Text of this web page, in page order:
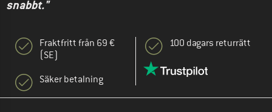
snabbt."
Fraktfritt från 69 €
(SE)
Säker betalning
100 dagars returrätt